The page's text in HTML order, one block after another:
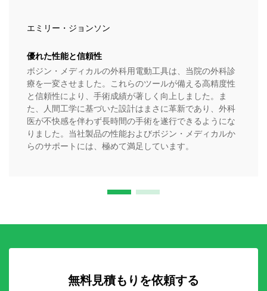
エミリー・ジョンソン
優れた性能と信頼性
ボジン・メディカルの外科用電動工具は、当院の外科診
療を一変させました。これらのツールが備える高精度性
と信頼性により、手術成績が著しく向上しました。ま
た、人間工学に基づいた設計はまさに革新であり、外科
医が不快感を伴わず長時間の手術を遂行できるようにな
りました。当社製品の性能およびボジン・メディカルか
らのサポートには、極めて満足しています。
無料見積もりを依頼する